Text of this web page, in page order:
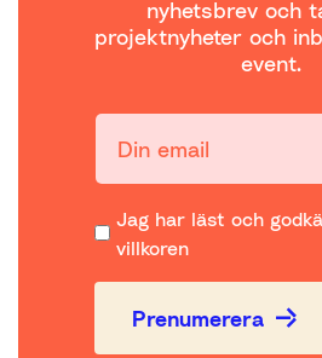
nyhetsbrev och
projektnyheter och
event.
Din email:
Jag har läst och
villkoren
Prenumerera